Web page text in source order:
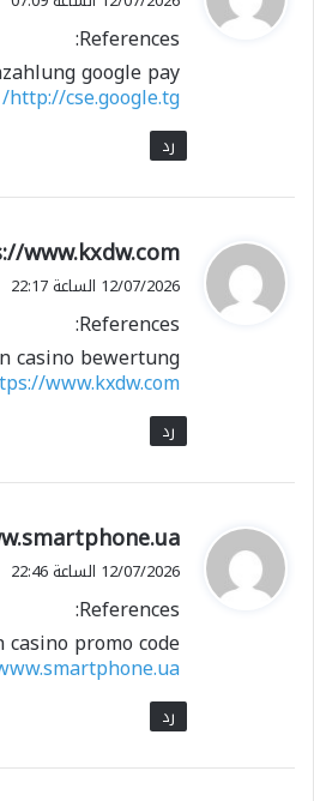
ل
References:
google pay
http://cse.google.tg/
رد
ي
ق
ل
www.kxdw.com/
12/07/2026 الساعة 22:17
References:
casino bewertung
www.kxdw.com/
رد
ي
ق
ل
12/07/2026 الساعة 22:46
References:
promo code
رد